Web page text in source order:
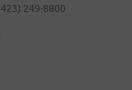
249-8800